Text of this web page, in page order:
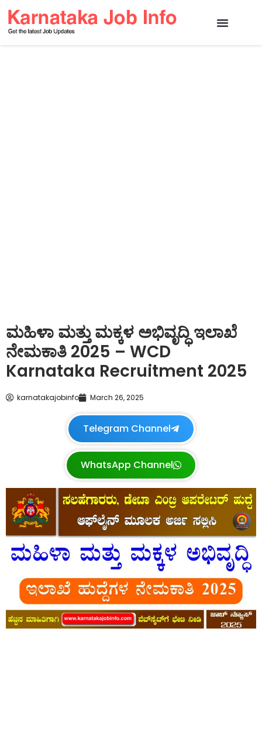
ಮಹಿಳಾ ಮತ್ತು ಮಕ್ಕಳ ಅಭಿವೃದ್ಧಿ ಇಲಾಖೆ
ನೇಮಕಾತಿ 2025 – WCD
Karnataka Recruitment 2025
karnatakajobinfo March 26, 2025
Telegram Channel
WhatsApp Channel